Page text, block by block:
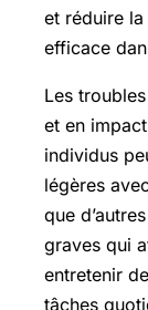
et réduire
efficace
Les
et en
individus
légères
que
graves qui
entretenir
tâches